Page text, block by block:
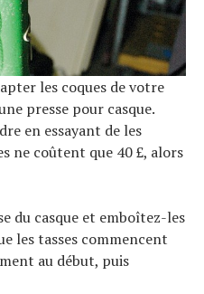
les coques de votre
presse pour casque.
en essayant de les
ne coûtent que 40 £, alors
du casque et emboîtez-les
les tasses commencent
au début, puis